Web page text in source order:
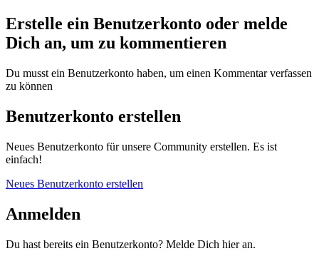
Erstelle ein Benutzerkonto oder melde
Dich an, um zu kommentieren
Du musst ein Benutzerkonto haben, um einen Kommentar verfassen
zu können
Benutzerkonto erstellen
Neues Benutzerkonto für unsere Community erstellen. Es ist
einfach!
Neues Benutzerkonto erstellen
Anmelden
Du hast bereits ein Benutzerkonto? Melde Dich hier an.